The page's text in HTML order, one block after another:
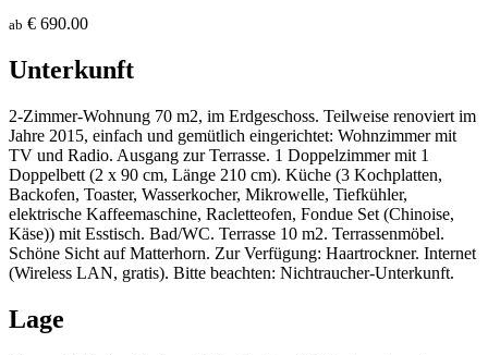
ab € 690.00
Unterkunft
2-Zimmer-Wohnung 70 m2, im Erdgeschoss. Teilweise renoviert im
Jahre 2015, einfach und gemütlich eingerichtet: Wohnzimmer mit
TV und Radio. Ausgang zur Terrasse. 1 Doppelzimmer mit 1
Doppelbett (2 x 90 cm, Länge 210 cm). Küche (3 Kochplatten,
Backofen, Toaster, Wasserkocher, Mikrowelle, Tiefkühler,
elektrische Kaffeemaschine, Racletteofen, Fondue Set (Chinoise,
Käse)) mit Esstisch. Bad/WC. Terrasse 10 m2. Terrassenmöbel.
Schöne Sicht auf Matterhorn. Zur Verfügung: Haartrockner. Internet
(Wireless LAN, gratis). Bitte beachten: Nichtraucher-Unterkunft.
Lage